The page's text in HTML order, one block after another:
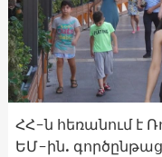
ՀՀ-ն հեռանում է
ԵՄ-ին.